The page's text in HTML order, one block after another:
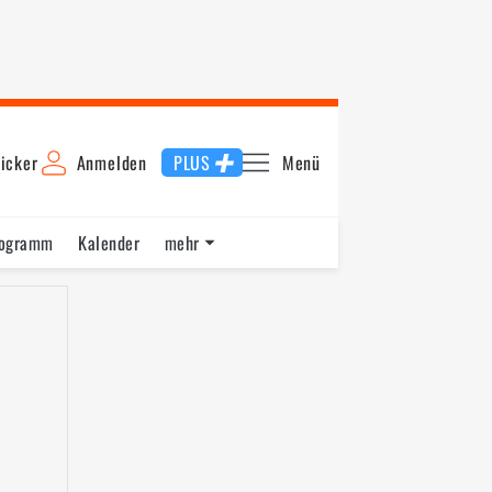
Anmelden PLUS Menü
Kalender
mehr